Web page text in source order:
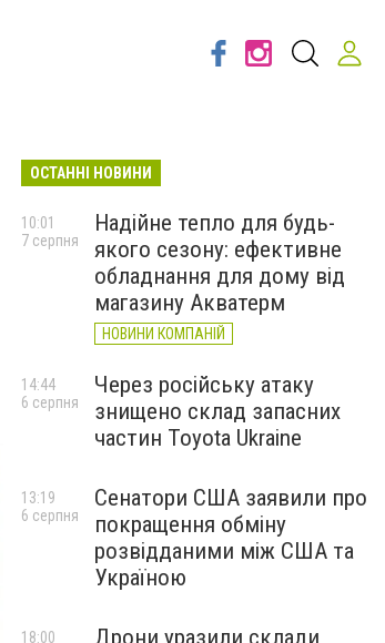
ОСТАННІ НОВИНИ
Надійне тепло для будь-
якого сезону: ефективне
обладнання для дому від
магазину Акватерм
НОВИНИ КОМПАНІЙ
10:01
7 серпня
Через російську атаку
знищено склад запасних
частин Toyota Ukraine
14:44
6 серпня
Сенатори США заявили про
покращення обміну
розвідданими між США та
Україною
13:19
6 серпня
Дрони уразили склади
18:00